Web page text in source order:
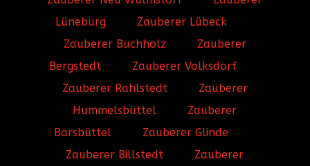
Lüneburg
Zauberer Lübeck
Zauberer Buchholz
Zauberer
Bergstedt
Zauberer Volksdorf
Zauberer Rahlstedt
Zauberer
Hummelsbüttel
Zauberer
Barsbüttel
Zauberer Glinde
Zauberer Billstedt
Zauberer